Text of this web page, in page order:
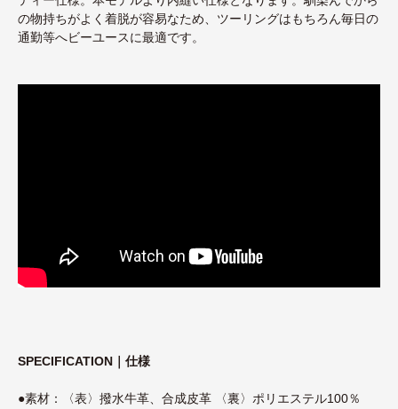
の物持ちがよく着脱が容易なため、ツーリングはもちろん毎日の
通勤等へビーユースに最適です。
SPECIFICATION｜仕様
●素材：〈表〉撥水牛革、合成皮革 〈裏〉ポリエステル100％